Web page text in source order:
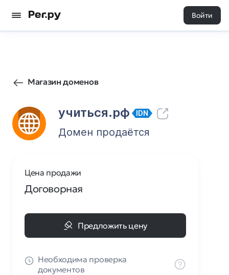
Войти
Магазин доменов
учиться.рф IDN
9 0
Домен продаётся
Цена продажи
Договорная
Предложить цену
Необходима проверка
документов